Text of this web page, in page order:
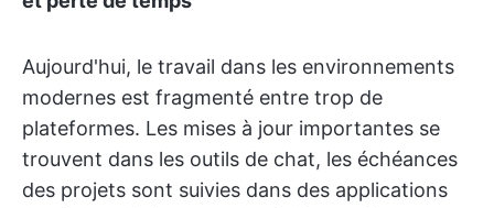
Aujourd'hui, le travail dans les environnements
modernes est fragmenté entre trop de
plateformes. Les mises à jour importantes se
trouvent dans les outils de chat, les échéances
des projets sont suivies dans des applications